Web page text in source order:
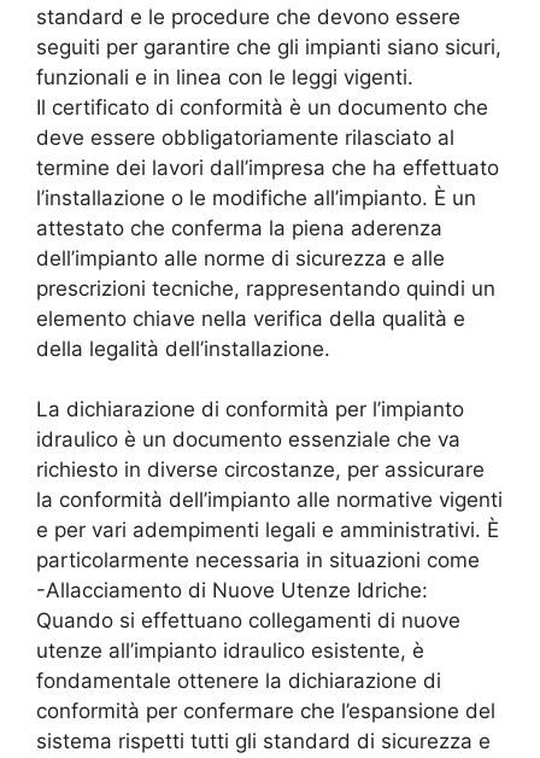
standard e le procedure che devono essere
seguiti per garantire che gli impianti siano sicuri,
funzionali e in linea con le leggi vigenti.
Il certificato di conformità è un documento che
deve essere obbligatoriamente rilasciato al
termine dei lavori dall’impresa che ha effettuato
l’installazione o le modifiche all’impianto. È un
attestato che conferma la piena aderenza
dell’impianto alle norme di sicurezza e alle
prescrizioni tecniche, rappresentando quindi un
elemento chiave nella verifica della qualità e
della legalità dell’installazione.
La dichiarazione di conformità per l’impianto
idraulico è un documento essenziale che va
richiesto in diverse circostanze, per assicurare
la conformità dell’impianto alle normative vigenti
e per vari adempimenti legali e amministrativi. È
particolarmente necessaria in situazioni come
-Allacciamento di Nuove Utenze Idriche:
Quando si effettuano collegamenti di nuove
utenze all’impianto idraulico esistente, è
fondamentale ottenere la dichiarazione di
conformità per confermare che l’espansione del
sistema rispetti tutti gli standard di sicurezza e